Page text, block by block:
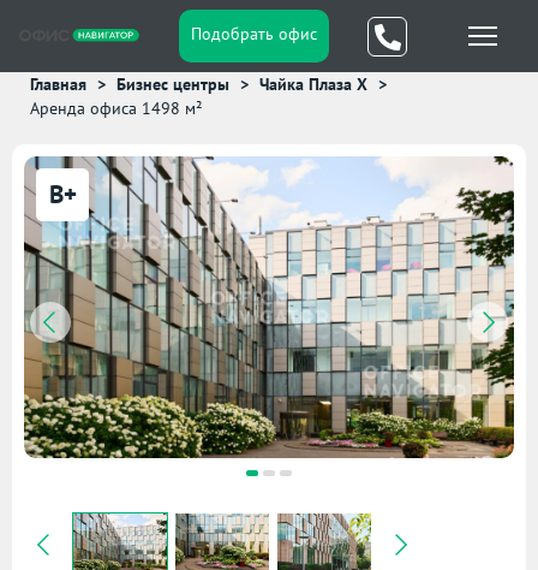
Подобрать офис
Главная Бизнес центры
Чайка Плаза X
Аренда офиса 1498 м²
B+